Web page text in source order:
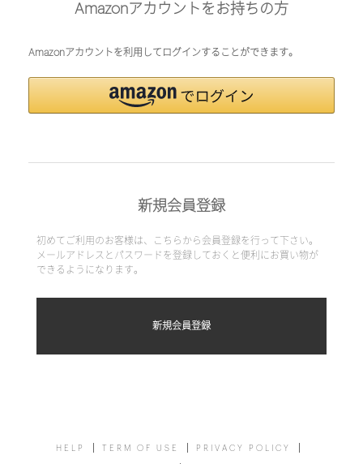
Amazonアカウントをお持ちの方
Amazonアカウントを利用してログインすることができます。
新規会員登録
初めてご利用のお客様は、こちらから会員登録を行って下さい。
メールアドレスとパスワードを登録しておくと便利にお買い物が
できるようになります。
HELP TERM OF USE PRIVACY POLICY